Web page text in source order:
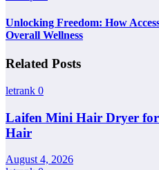
Unlocking Freedom: How
Overall Wellness
Related Posts
letrank 0
Laifen Mini Hair Dryer
Hair
August 4, 2026